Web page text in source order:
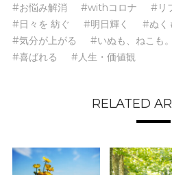
#お悩み解消
#withコロナ #リ
#日々を 紡ぐ
#明日輝く #ぬく
#気分が上がる
#いぬも、ねこも。
#喜ばれる
#人生・価値観
RELATED